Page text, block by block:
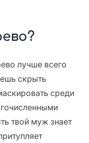
лучше всего
скрыть
среди
твой муж знает